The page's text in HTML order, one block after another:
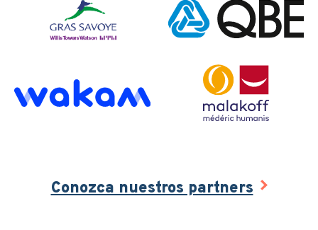
Conozca nuestros partners